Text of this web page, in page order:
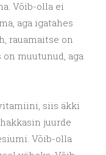
Võib-olla ei
aga igatahes
rauamaitse on
muutunud, aga
siis äkki
juurde
Võib-olla